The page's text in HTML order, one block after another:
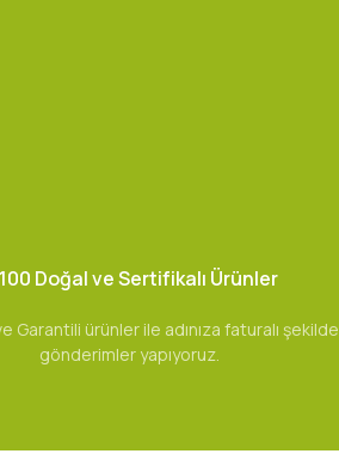
Doğal ve Sertifikalı Ürünler
Garantili ürünler ile adınıza faturalı şekilde
gönderimler yapıyoruz.